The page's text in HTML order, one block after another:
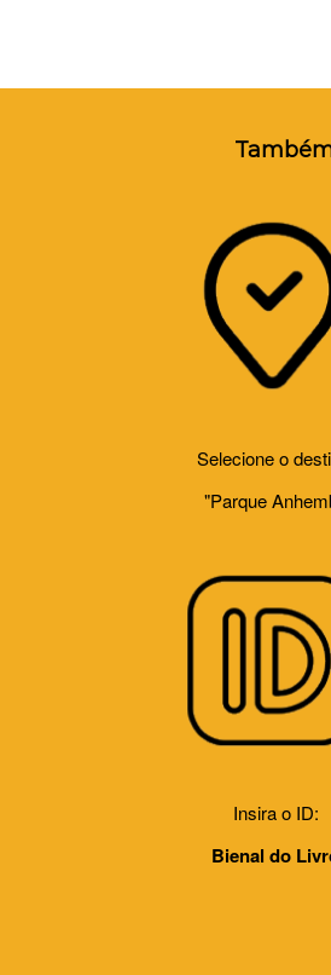
Selecione o
"Parque
Insira o ID:
Bienal do